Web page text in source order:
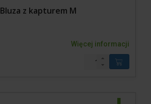
Bluza z kapturem M
Więcej informacji